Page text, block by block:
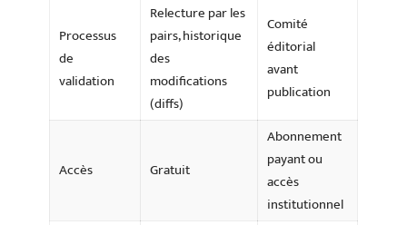
Processus
de
validation
Relecture par les
pairs, historique
des
modifications
(diffs)
Comité
éditorial
avant
publication
Accès Gratuit
Abonnement
payant ou
accès
institutionnel